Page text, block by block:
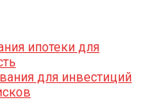
ипотеки для
для инвестиций